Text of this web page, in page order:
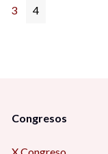
3 4
Congresos